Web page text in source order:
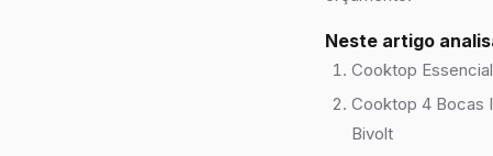
Neste artigo
Cooktop
Cooktop 4 Bocas
Bivolt